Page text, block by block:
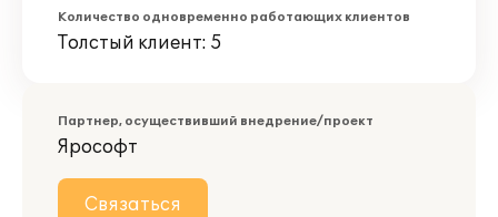
Количество одновременно работающих клиентов
Толстый клиент: 5
Партнер, осуществивший внедрение/проект
Ярософт
Связаться